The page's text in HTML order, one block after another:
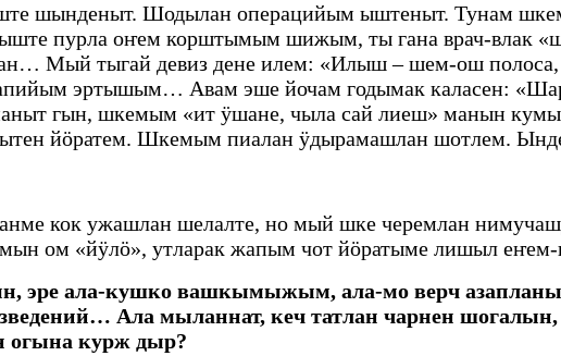
шынденыт. Шодылан операцийым ыштеныт. Тунам
пурла оҥем корштымым шижым, ты гана врач-влак
Мый тыгай девиз дене илем: «Илыш – шем-ош полоса,
эртышым… Авам эше йочам годымак каласен:
гын, шкемым «ит ӱшане, чыла сай лиеш» манын
йӧратем. Шкемым пиалан ӱдырамашлан шотлем.
кок ужашлан шелалте, но мый шке черемлан
ом «йӱлӧ», утларак жапым чот йӧратыме лишыл
эре ала-кушко вашкымыжым, ала-мо верч
Ала мыланнат, кеч татлан чарнен
курж дыр?